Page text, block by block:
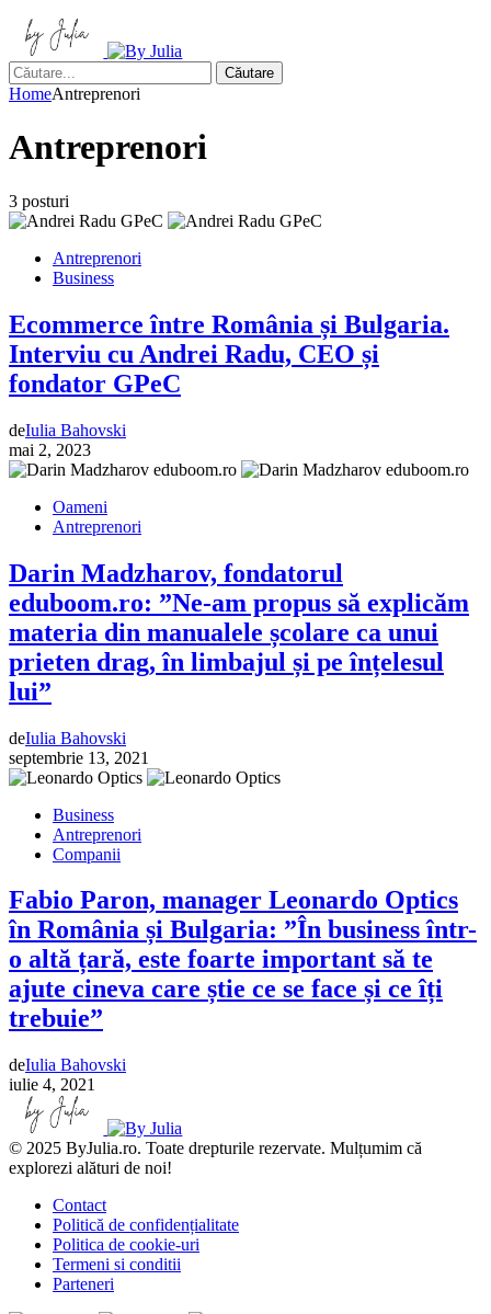
Căutare
HomeAntreprenori
Antreprenori
3 posturi
Antreprenori
Business
Ecommerce între România și Bulgaria.
Interviu cu Andrei Radu, CEO și
fondator GPeC
deIulia Bahovski
mai 2, 2023
Oameni
Antreprenori
Darin Madzharov, fondatorul
eduboom.ro: ”Ne-am propus să explicăm
materia din manualele școlare ca unui
prieten drag, în limbajul și pe înțelesul
lui”
deIulia Bahovski
septembrie 13, 2021
Business
Antreprenori
Companii
Fabio Paron, manager Leonardo Optics
în România și Bulgaria: ”În business într-
o altă țară, este foarte important să te
ajute cineva care știe ce se face și ce îți
trebuie”
deIulia Bahovski
iulie 4, 2021
© 2025 ByJulia.ro. Toate drepturile rezervate. Mulțumim că
explorezi alături de noi!
Contact
Politică de confidențialitate
Politica de cookie-uri
Termeni si conditii
Parteneri